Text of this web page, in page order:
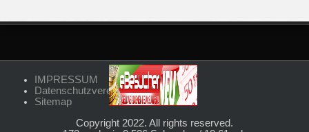
IMPRESSUM
Datenschutzvereinbarungen
Sitemap
Copyright 2022. All rights reserved.